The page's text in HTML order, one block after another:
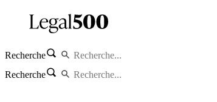
Recherche
Recherche